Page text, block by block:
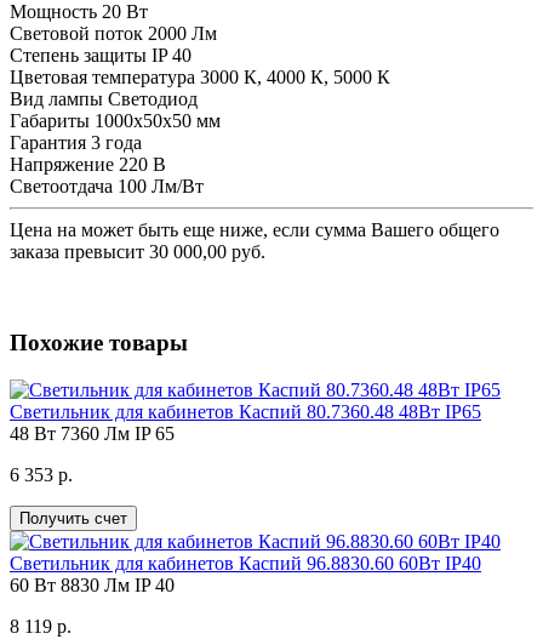
Мощность 20 Вт
Световой поток 2000 Лм
Степень защиты IP 40
Цветовая температура 3000 К, 4000 К, 5000 К
Вид лампы Светодиод
Габариты 1000х50х50 мм
Гарантия 3 года
Напряжение 220 В
Светоотдача 100 Лм/Вт
Цена на может быть еще ниже, если сумма Вашего общего
заказа превысит 30 000,00 руб.
Похожие товары
Светильник для кабинетов Каспий 80.7360.48 48Вт IP65
48 Вт 7360 Лм IP 65
6 353 р.
Получить счет
Светильник для кабинетов Каспий 96.8830.60 60Вт IP40
60 Вт 8830 Лм IP 40
8 119 р.